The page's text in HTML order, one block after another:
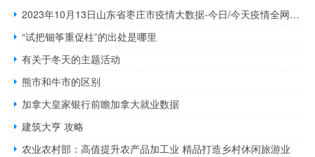
2023年10月13日山东省枣庄市疫情大数据-今日/今天疫情全网搜索最新实时消息动态情况通知播报
“试把钿筝重促柱”的出处是哪里
有关于冬天的主题活动
熊市和牛市的区别
加拿大皇家银行前瞻加拿大就业数据
建筑大亨 攻略
农业农村部：高值提升农产品加工业 精品打造乡村休闲旅游业